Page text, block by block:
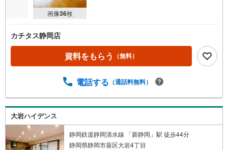
画像36枚
カチタス静岡店
資料をもらう （無料）
電話する （通話料無料）
大岩ハイデンス
静岡鉄道静岡清水線 「新静岡」駅 徒歩44分
静岡県静岡市葵区大岩4丁目